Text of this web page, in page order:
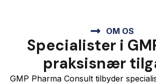
OM OS
Specialister i
praksisnær
GMP Pharma Consult tilbyder